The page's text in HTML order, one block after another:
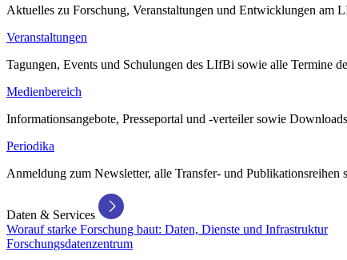
Aktuelles zu Forschung, Veranstaltungen und Entwicklungen
Veranstaltungen
Tagungen, Events und Schulungen des LIfBi sowie alle Termine
Medienbereich
Informationsangebote, Presseportal und -verteiler sowie
Periodika
Anmeldung zum Newsletter, alle Transfer- und Publikationsreihen
Daten & Services
Worauf starke Forschung baut: Daten, Dienste und Infrastruktur
Forschungsdatenzentrum